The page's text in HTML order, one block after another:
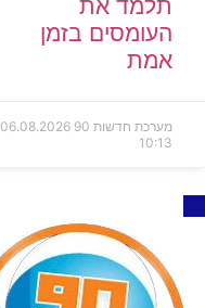
תלמד את
העומסים בזמן
אמת
מערכת חדשות 90
06.08.2026
10:13